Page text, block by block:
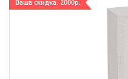
Ваша скидка: 2000р.